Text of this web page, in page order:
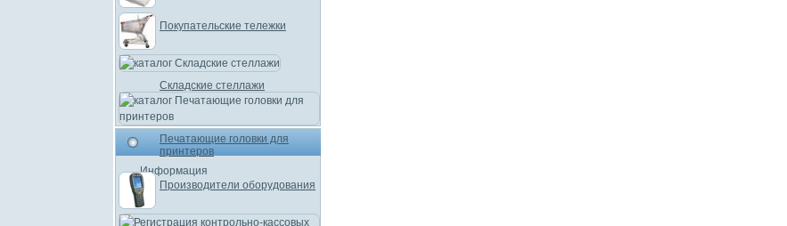
Покупательские тележки
Складские стеллажи
Печатающие головки для
принтеров
Информация
Производители оборудования